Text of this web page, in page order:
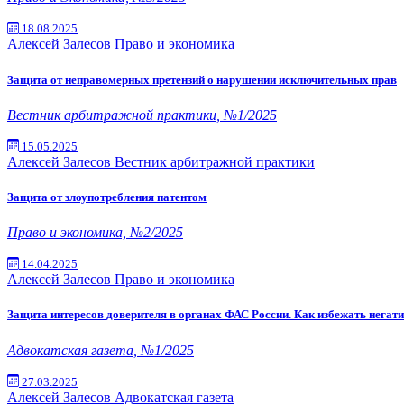
18.08.2025
Алексей Залесов Право и экономика
Защита от неправомерных претензий о нарушении исключительных прав
Вестник арбитражной практики, №1/2025
15.05.2025
Алексей Залесов Вестник арбитражной практики
Защита от злоупотребления патентом
Право и экономика, №2/2025
14.04.2025
Алексей Залесов Право и экономика
Защита интересов доверителя в органах ФАС России. Как избежать
Адвокатская газета, №1/2025
27.03.2025
Алексей Залесов Адвокатская газета